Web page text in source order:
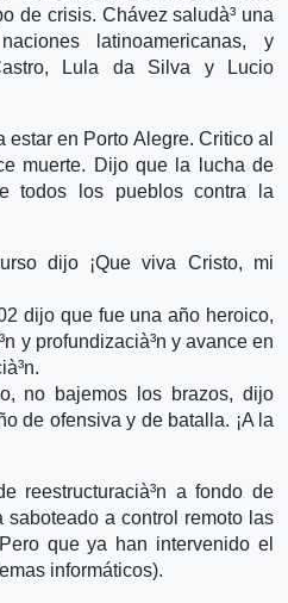
de crisis. Chávez saludà³ una
latinoamericanas, y
Lula da Silva y Lucio
estar en Porto Alegre. Critico al
muerte. Dijo que la lucha de
todos los pueblos contra la
dijo ¡Que viva Cristo, mi
dijo que fue una año heroico,
y profundizacià³n y avance en
no bajemos los brazos, dijo
de ofensiva y de batalla. ¡A la
reestructuracià³n a fondo de
a control remoto las
que ya han intervenido el
informáticos).